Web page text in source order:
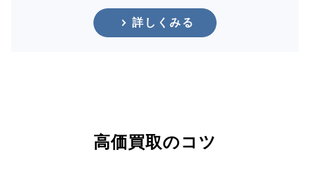
詳しくみる
高価買取のコツ